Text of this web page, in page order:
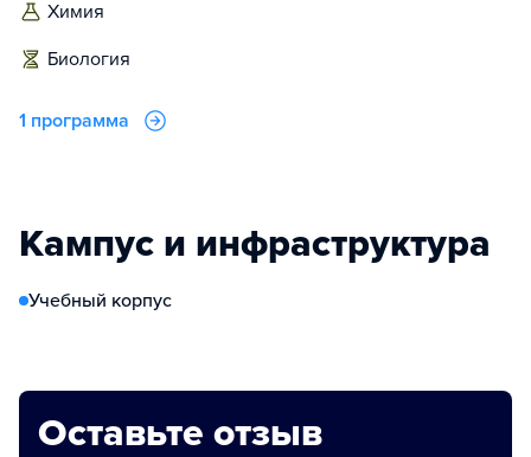
химия
биология
1 программа
Кампус и инфраструктура
Учебный корпус
Оставьте отзыв